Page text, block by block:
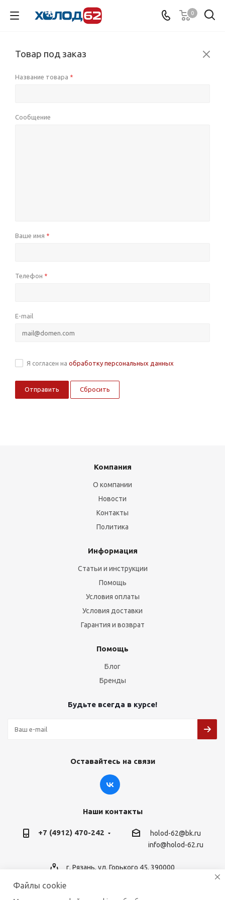
0
Товар под заказ
Название товара *
Сообщение
Ваше имя *
Телефон *
E-mail
Я согласен на обработку персональных данных
Сбросить
Компания
О компании
Новости
Контакты
Политика
Информация
Статьи и инструкции
Помощь
Условия оплаты
Условия доставки
Гарантия и возврат
Помощь
Блог
Бренды
Будьте всегда в курсе!
Оставайтесь на связи
Наши контакты
+7 (4912) 470-242
holod-62@bk.ru
info@holod-62.ru
г. Рязань, ул. Горького 45, 390000
Файлы cookie